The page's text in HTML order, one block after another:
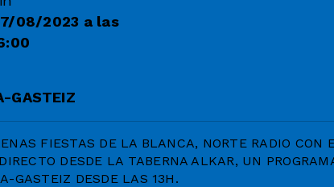
08/2023 a las
GASTEIZ
FIESTAS DE LA BLANCA, NORTE RADIO CON
DESDE LA TABERNA ALKAR, UN
GASTEIZ DESDE LAS 13H.